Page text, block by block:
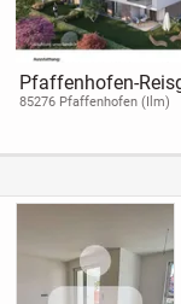
Pfaffenhofen-
ZKB Whg. mit 14
Rollläd., Videospr.,
85276 Pfaffenhofen (Ilm)